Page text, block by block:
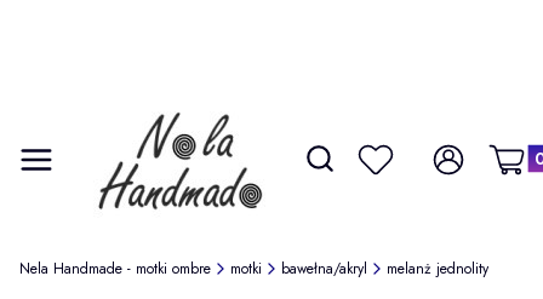
Menu Otwórz wyszukiwarkę
Szukaj Ulubione Zaloguj się
Nela Handmade - motki ombre motki bawełna/akryl melanż jednolity